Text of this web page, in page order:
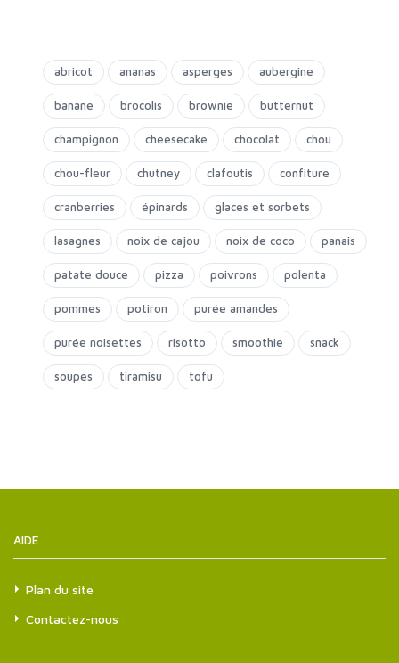
abricot ananas asperges aubergine
banane brocolis brownie butternut
champignon cheesecake chocolat chou
chou-fleur chutney clafoutis confiture
cranberries épinards glaces et sorbets
lasagnes noix de cajou noix de coco panais
patate douce pizza poivrons polenta
pommes potiron purée amandes
purée noisettes risotto smoothie snack
soupes tiramisu tofu
AIDE
Plan du site
Contactez-nous